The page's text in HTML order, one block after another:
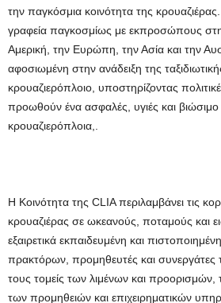
την παγκόσμια κοινότητα της
γραφεία παγκοσμίως με εκπροσώπους
Αμερική, την Ευρώπη, την Ασία και την
αφοσιωμένη στην ανάδειξη της
κρουαζιερόπλοιο, υποστηρίζοντας
προωθούν ένα ασφαλές, υγιές και
κρουαζιερόπλοια,.
Η Κοινότητα της CLIA περιλαμβάνει τις
κρουαζιέρας σε ωκεανούς, ποταμούς και
εξαιρετικά εκπαιδευμένη και
πρακτόρων, προμηθευτές και συνεργάτες
τους τομείς των λιμένων και προορισμών,
των προμηθειών και επιχειρηματικών